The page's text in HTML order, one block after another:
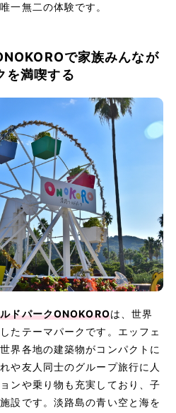
一無二の体験です。
で家族みんなが
を満喫する
ドパークONOKOROは、世界
たテーマパークです。エッフェ
界各地の建築物がコンパクトに
や友人同士のグループ旅行に人
ンや乗り物も充実しており、子
設です。淡路島の青い空と海を